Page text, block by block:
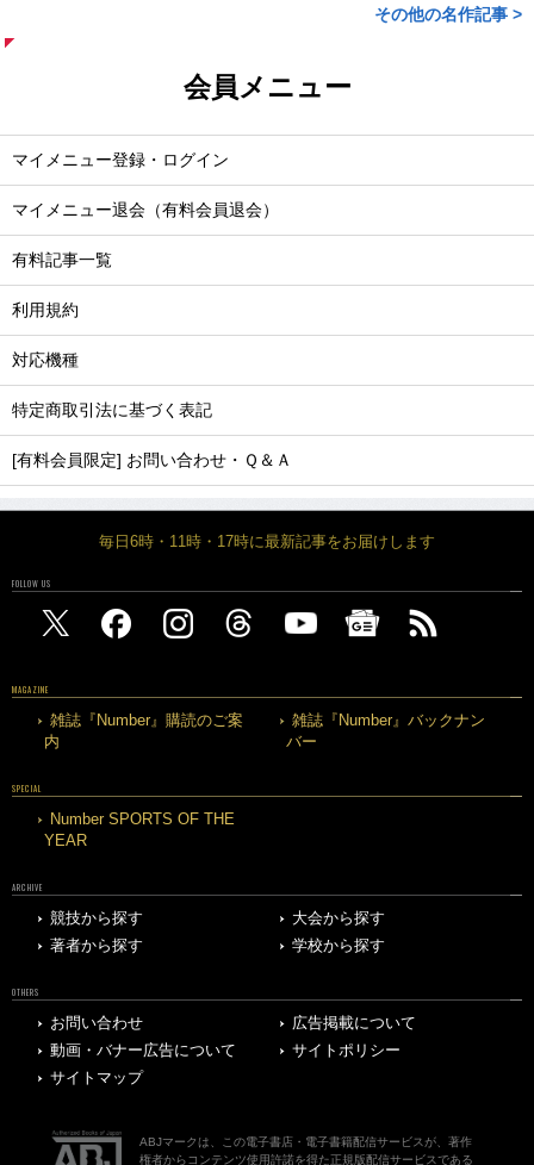
その他の名作記事 >
会員メニュー
マイメニュー登録・ログイン
マイメニュー退会（有料会員退会）
有料記事一覧
利用規約
対応機種
特定商取引法に基づく表記
[有料会員限定] お問い合わせ・Ｑ＆Ａ
毎日6時・11時・17時に最新記事をお届けします
FOLLOW US
MAGAZINE
雑誌『Number』購読のご案
内
雑誌『Number』バックナン
バー
SPECIAL
Number SPORTS OF THE
YEAR
ARCHIVE
競技から探す
大会から探す
著者から探す
学校から探す
OTHERS
お問い合わせ
広告掲載について
動画・バナー広告について
サイトポリシー
サイトマップ
ABJマークは、この電子書店・電子書籍配信サービスが、著作
権者からコンテンツ使用許諾を得た正規版配信サービスである